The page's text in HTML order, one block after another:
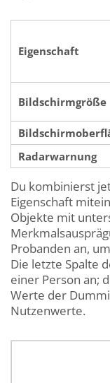
Eigenschaft
Bildschirmgröße
Radarwarnung
Du kombinierst
Eigenschaft
Objekte mit
Probanden an,
Die letzte Spalte
einer Person an;
Werte der
Nutzenwerte.